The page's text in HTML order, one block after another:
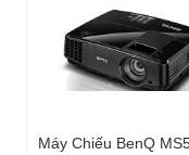
Máy Chiếu BenQ